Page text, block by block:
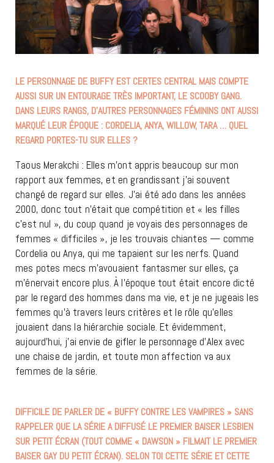
LE PERSONNAGE DE BUFFY EST CERTES CENTRAL MAIS COMPTE
AUSSI SUR UN ENTOURAGE TRÈS IMPORTANT, LE SCOOBY GANG.
DANS LEURS RANGS, D’AUTRES PERSONNAGES FÉMININS ONT AUSSI
MARQUÉ LEUR ÉPOQUE : CORDELIA, ANYA, WILLOW, TARA … QUEL
REGARD PORTES-TU SUR ELLES ?
Taous Merakchi : Elles m’ont appris beaucoup sur mon
rapport aux femmes, et en grandissant j’ai souvent
changé de regard sur elles. J’ai été ado dans les années
2000, donc tout n’était que compétition et « les filles
c’est nul », du coup quand je voyais des personnages de
femmes « difficiles », je les trouvais chiantes — comme
Cordelia ou Anya, qui me tapaient sur les nerfs. Quand
mes potes mecs m’avouaient fantasmer sur elles, ça
m’énervait encore plus. À l’époque tout était encore dicté
par le regard des hommes dans ma vie, et je ne jugeais les
femmes qu’à travers leurs critères et le rôle qu’elles
jouaient dans la hiérarchie sociale. Et évidemment,
aujourd’hui, j’ai envie de gifler le personnage d’Alex avec
une chaise de jardin, et toute mon affection va aux
femmes de la série.
DIFFICILE DE PARLER DE « BUFFY CONTRE LES VAMPIRES » SANS
RAPPELER QUE LA SÉRIE A DIFFUSÉ LE PREMIER BAISER LESBIEN
SUR PETIT ÉCRAN (TOUT COMME « DAWSON » FILMAIT LE PREMIER
BAISER GAY DU PETIT ÉCRAN). SELON TOI CETTE SÉRIE ET CETTE